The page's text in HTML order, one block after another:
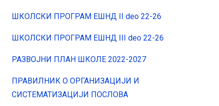
ШКОЛСКИ ПРОГРАМ ЕШНД II deo 22-26
ШКОЛСКИ ПРОГРАМ ЕШНД III deo 22-26
РАЗВОЈНИ ПЛАН ШКОЛЕ 2022-2027
ПРАВИЛНИК О ОРГАНИЗАЦИЈИ И
СИСТЕМАТИЗАЦИЈИ ПОСЛОВА